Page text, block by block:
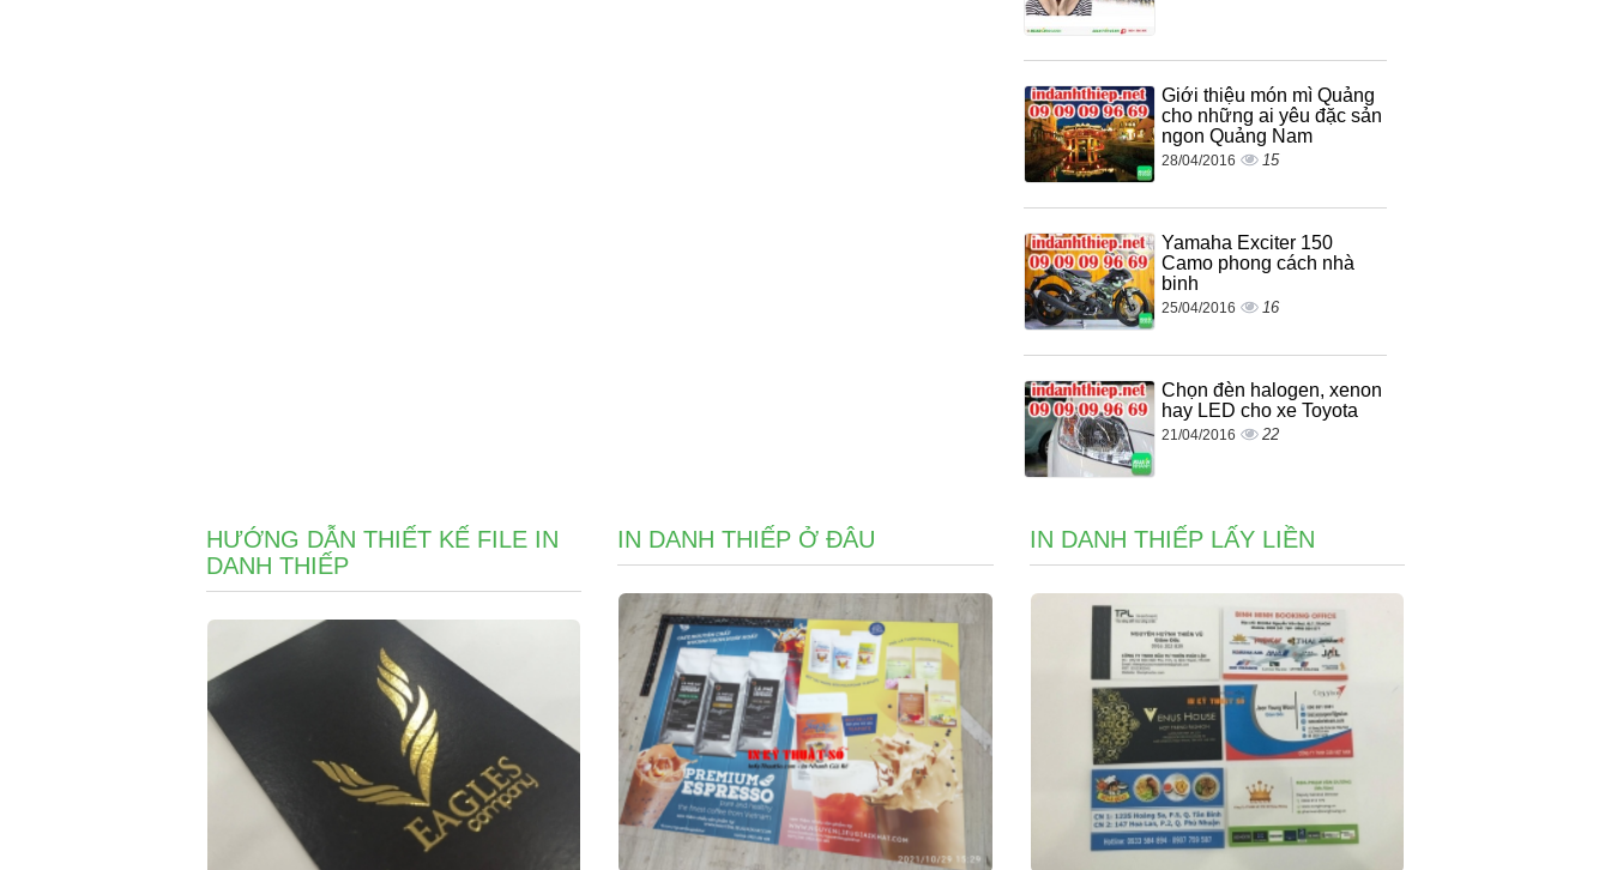
Giới thiệu món mì Quảng
cho những ai yêu đặc sản
ngon Quảng Nam
28/04/2016 15
Yamaha Exciter 150
Camo phong cách nhà
binh
25/04/2016 16
Chọn đèn halogen, xenon
hay LED cho xe Toyota
21/04/2016 22
HƯỚNG DẪN THIẾT KẾ FILE IN
DANH THIẾP
IN DANH THIẾP Ở ĐÂU IN DANH THIẾP LẤY LIỀN